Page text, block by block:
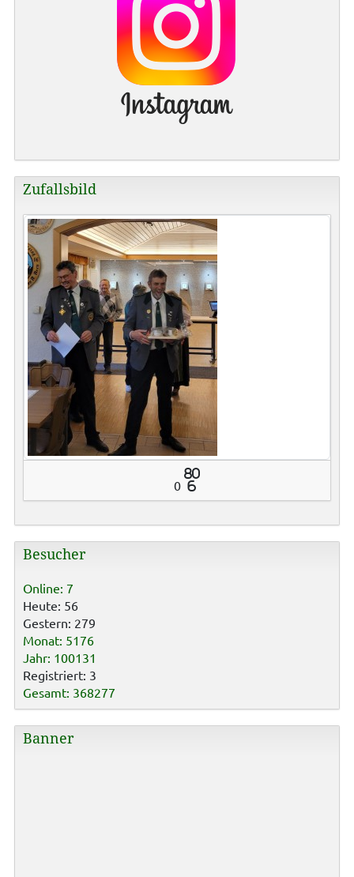
Zufallsbild
0
80
6
Besucher
Online: 7
Heute: 56
Gestern: 279
Monat: 5176
Jahr: 100131
Registriert: 3
Gesamt: 368277
Banner